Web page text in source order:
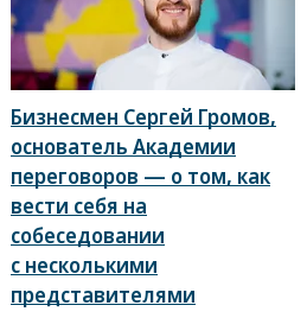
Бизнесмен Сергей Громов,
основатель Академии
переговоров — о том, как
вести себя на
собеседовании
с несколькими
представителями